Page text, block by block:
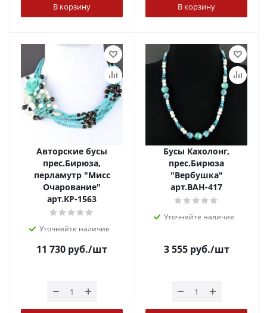
В корзину В корзину
Авторские бусы
прес.Бирюза,
перламутр "Мисс
Очарование"
арт.КР-1563
Уточняйте наличие
11 730 руб./шт
Бусы Кахолонг,
прес.Бирюза
"Вербушка"
арт.ВАН-417
Уточняйте наличие
3 555руб./шт